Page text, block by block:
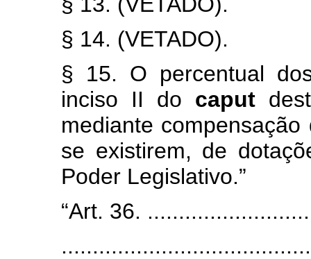
§ 14. (VETADO).
§ 15. O percentual
inciso II do caput
mediante
se existirem, de
Poder Legislativo.”
“Art. 36.